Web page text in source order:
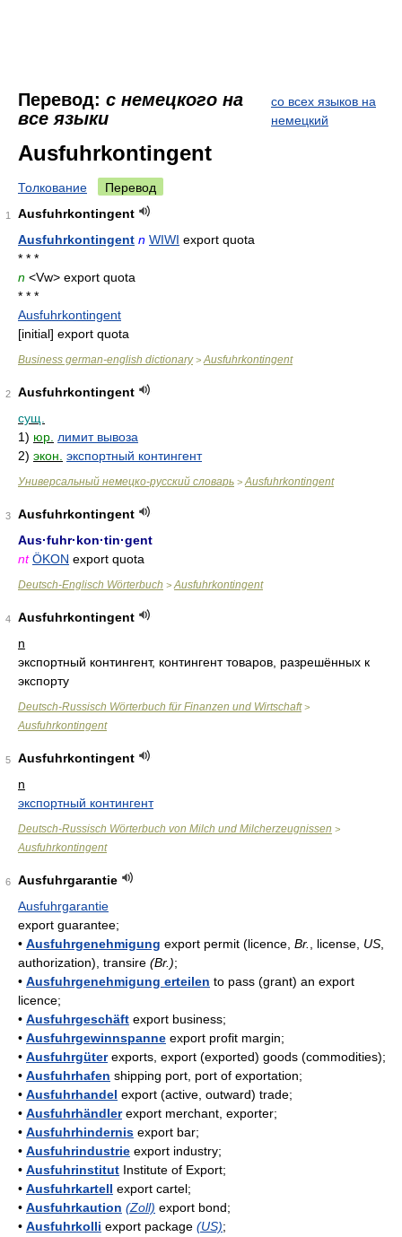
Перевод: с немецкого на
все языки
со всех языков на
немецкий
Ausfuhrkontingent
Толкование Перевод
1
Ausfuhrkontingent
Ausfuhrkontingent n WIWI export quota
* * *
n <Vw> export quota
* * *
Ausfuhrkontingent
[initial] export quota
Business german-english dictionary> Ausfuhrkontingent
2
Ausfuhrkontingent
сущ.
1) юр. лимит вывоза
2) экон. экспортный контингент
Универсальный немецко-русский словарь > Ausfuhrkontingent
3
Ausfuhrkontingent
Aus·fuhr·kon·tin·gent
nt ÖKON export quota
Deutsch-Englisch Wörterbuch > Ausfuhrkontingent
4
Ausfuhrkontingent
n
экспортный контингент, контингент товаров, разрешённых к
экспорту
Deutsch-Russisch Wörterbuch für Finanzen und Wirtschaft>
Ausfuhrkontingent
5
Ausfuhrkontingent
n
экспортный контингент
Deutsch-Russisch Wörterbuch von Milch und Milcherzeugnissen >
Ausfuhrkontingent
6
Ausfuhrgarantie
Ausfuhrgarantie
export guarantee;
• Ausfuhrgenehmigung export permit (licence, Br. , license, US
authorization), transire (Br.);
• Ausfuhrgenehmigung erteilen to pass (grant) an export
licence;
• Ausfuhrgeschäft export business;
• Ausfuhrgewinnspanne export profit margin;
• Ausfuhrgüterexports, export (exported) goods (commodities);
• Ausfuhrhafen shipping port, port of exportation;
• Ausfuhrhandel export (active, outward) trade;
• Ausfuhrhändlerexport merchant, exporter;
• Ausfuhrhindernis export bar;
• Ausfuhrindustrie export industry;
• Ausfuhrinstitut Institute of Export;
• Ausfuhrkartell export cartel;
• Ausfuhrkaution (Zoll) export bond;
• Ausfuhrkolli export package (US);